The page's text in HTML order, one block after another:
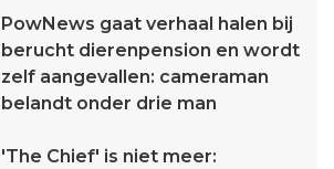
PowNews gaat verhaal halen bij
berucht dierenpension en wordt
zelf aangevallen: cameraman
belandt onder drie man
'The Chief' is niet meer: